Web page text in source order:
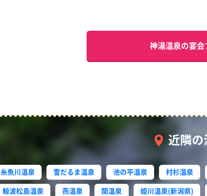
神湯温泉の宴
近隣
糸魚川温泉 雪だるま温泉 池の平温泉 村杉温泉
鯨波松島温泉 燕温泉 関温泉 姫川温泉(新潟県)